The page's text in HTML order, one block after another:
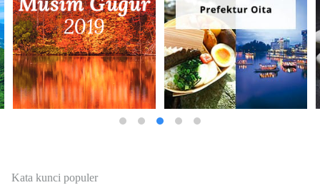
Kata kunci populer